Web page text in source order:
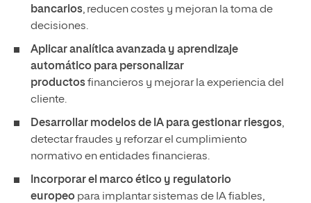
bancarios, reducen costes y mejoran la toma de
decisiones.
Aplicar analítica avanzada y aprendizaje
automático para personalizar
productosfinancieros y mejorar la experiencia del
cliente.
Desarrollar modelos de IA para gestionar riesgos,
detectar fraudes y reforzar el cumplimiento
normativo en entidades financieras.
Incorporar el marco ético y regulatorio
europeo para implantar sistemas de IA fiables,